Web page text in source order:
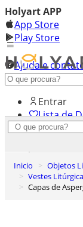
Holyart APP
App Store
Play Store
Ajuda e
Conheça premium
Entrar
Lista de
Inicio
Objetos
Vestes
Capas de